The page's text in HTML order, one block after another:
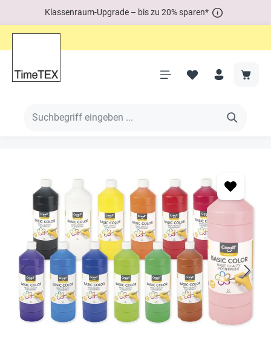
Klassenraum-Upgrade – bis zu 20% sparen*